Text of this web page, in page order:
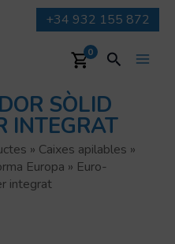
+34 932 155 872
0 Cerca
SÒLID
INTEGRAT
» Caixes apilables »
Europa » Euro-
integrat